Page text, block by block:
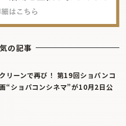
の記事
リーンで再び！ 第19回ショパンコ
“ショパコンシネマ”が10月2日公